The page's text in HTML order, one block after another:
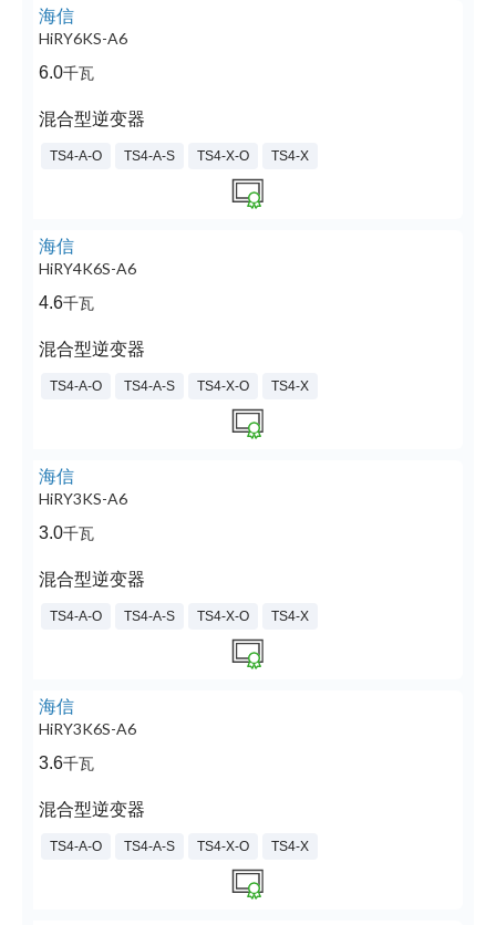
海信
HiRY6KS-A6
6.0千瓦
混合型逆变器
TS4-A-O TS4-A-S TS4-X-O TS4-X
海信
HiRY4K6S-A6
4.6千瓦
混合型逆变器
TS4-A-O TS4-A-S TS4-X-O TS4-X
海信
HiRY3KS-A6
3.0千瓦
混合型逆变器
TS4-A-O TS4-A-S TS4-X-O TS4-X
海信
HiRY3K6S-A6
3.6千瓦
混合型逆变器
TS4-A-O TS4-A-S TS4-X-O TS4-X